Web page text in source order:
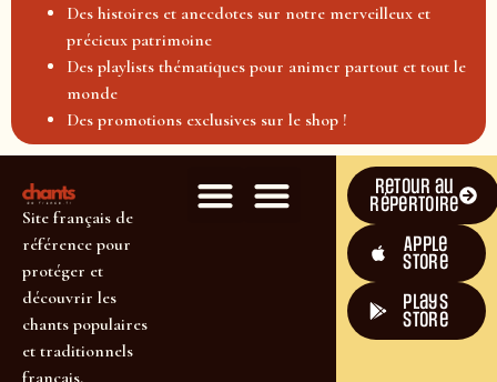
Des histoires et anecdotes sur notre merveilleux et
précieux patrimoine
Des playlists thématiques pour animer partout et tout le
monde
Des promotions exclusives sur le shop !
Site français de
référence pour
protéger et
découvrir les
chants populaires
et traditionnels
Retour au
répertoire
Apple
Store
plays
store